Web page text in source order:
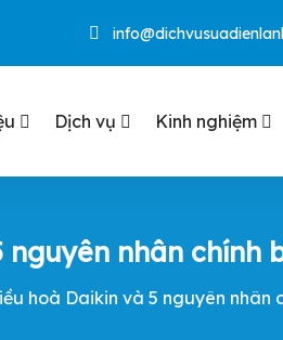
Dịch vụ Kinh nghiệm
nhân chính
hoà Daikin và 5 nguyên nhân